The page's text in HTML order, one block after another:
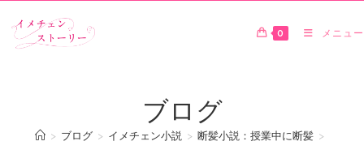
0 メニュー
ブログ
> ブログ > イメチェン小説 > 断髪小説：授業中に断髪 >